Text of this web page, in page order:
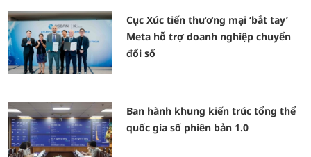
Cục Xúc tiến thương mại ‘bắt tay’
Meta hỗ trợ doanh nghiệp chuyển
đổi số
Ban hành khung kiến trúc tổng thể
quốc gia số phiên bản 1.0